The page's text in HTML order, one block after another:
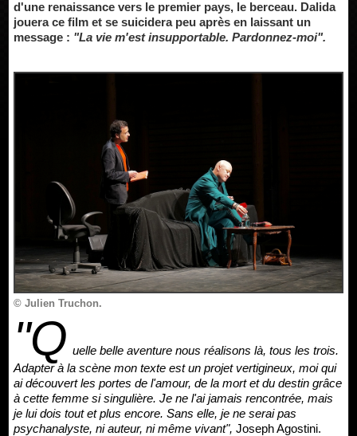
d'une renaissance vers le premier pays, le berceau. Dalida
jouera ce film et se suicidera peu après en laissant un
message : "La vie m'est insupportable. Pardonnez-moi".
© Julien Truchon.
"Q uelle belle aventure nous réalisons là, tous les trois.
Adapter à la scène mon texte est un projet vertigineux, moi qui
ai découvert les portes de l'amour, de la mort et du destin grâce
à cette femme si singulière. Je ne l'ai jamais rencontrée, mais
je lui dois tout et plus encore. Sans elle, je ne serai pas
psychanalyste, ni auteur, ni même vivant", Joseph Agostini.